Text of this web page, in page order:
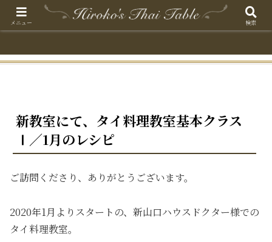
新教室にて、タイ料理教室基本クラス
Ⅰ／1月のレシピ
ご訪問くださり、ありがとうございます。
2020年1月よりスタートの、新山口ハウスドクター様での
タイ料理教室。
メニュー 検索